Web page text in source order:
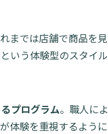
までは店舗で商品を
いう体験型のスタイ
プログラム。職人に
験を重視するように